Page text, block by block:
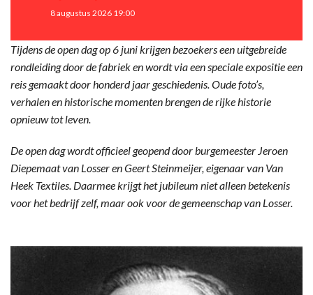
8 augustus 2026 19:00
Tijdens de open dag op 6 juni krijgen bezoekers een uitgebreide
rondleiding door de fabriek en wordt via een speciale expositie een
reis gemaakt door honderd jaar geschiedenis. Oude foto’s,
verhalen en historische momenten brengen de rijke historie
opnieuw tot leven.
De open dag wordt officieel geopend door burgemeester Jeroen
Diepemaat van Losser en Geert Steinmeijer, eigenaar van Van
Heek Textiles. Daarmee krijgt het jubileum niet alleen betekenis
voor het bedrijf zelf, maar ook voor de gemeenschap van Losser.